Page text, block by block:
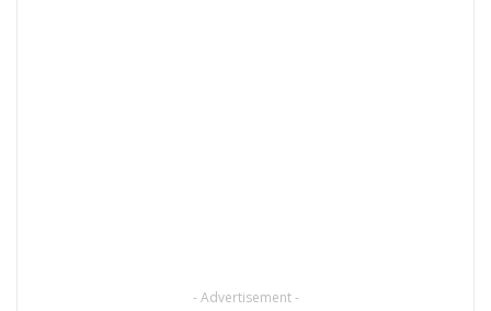
- Advertisement -